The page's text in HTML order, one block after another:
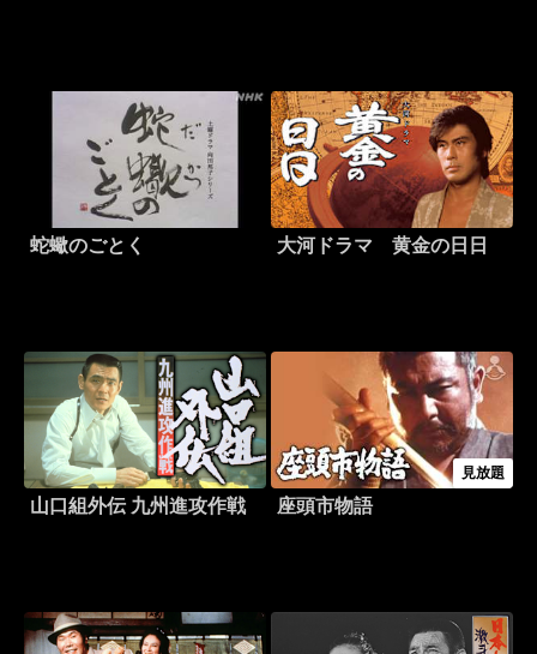
蛇蠍のごとく 大河ドラマ 黄金の日日
山口組外伝 九州進攻作戦
見放題
座頭市物語